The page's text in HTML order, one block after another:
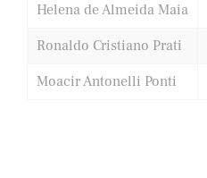
Helena de Almeida Maia
Ronaldo Cristiano Prati
Moacir Antonelli Ponti